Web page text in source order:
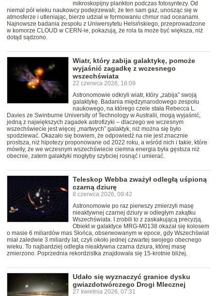
mikroskopijny plankton podczas fotosyntezy. Od
niemal pół wieku naukowcy podejrzewali, że ten sam gaz, unosząc się w
atmosferze i utleniając, bierze udział w formowaniu chmur nad oceanami.
Najnowsze badania zespołu z Uniwersytetu Helsińskiego, przeprowadzone
w komorze CLOUD w CERN-ie, pokazują, że rola ta może być większa, niż
dotąd sądzono.
Wiatr, który zabija galaktykę, pomoże
wyjaśnić zagadkę z wczesnego
wszechświata
22 czerwca 2026, 16:09
Astronomowie odkryli wiatr, który „zabija” swoją
galaktykę. Badania międzynarodowego zespołu
naukowego, na którego czele stała Rebecca L.
Davies ze Swinburne University of Technology w Australii, mogą wyjaśnić,
jedną z największych zagadek astrofizyki – dlaczego we wczesnym
wszechświecie jest więcej „martwych” galaktyk, niż można się było
spodziewać. Okazało się bowiem, że odpowiedź na nie jest znacznie
prostsza, niż hipotezy proponowane od 2022 roku, a wśród nich i takie, które
mówiły, że we wczesnym wszechświecie ciemna energia była gęstsza niż
obecnie, zatem galaktyki mogłyby szybciej rosnąć i umierać.
Teleskop Webba zważył odległą uśpioną
czarną dziurę
8 czerwca 2026, 09:42
Astronomowie po raz pierwszy zmierzyli masę
nieaktywnej czarnej dziury w odległym zakątku
Wszechświata. I zrobili to z zaskakującą precyzją.
Obiekt w galaktyce MRG-M0138 okazał się kolosem
o masie 6 miliardów mas Słońca, obserwowanym w epoce, gdy Wszechświat
miał zaledwie 3 miliardy lat, czyli około jednej czwartej swojego obecnego
wieku. To najbardziej odległa nieaktywna czarna dziura, której masę
zmierzono. Poprzednia rekordzistka znajdowała się 15-krotnie bliżej.
Udało się wyznaczyć granice dysku
gwiazdotwórczego Drogi Mlecznej
27 kwietnia 2026, 07:31